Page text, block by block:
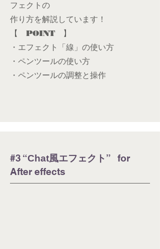
フェクトの
作り方を解説しています！
【 POINT 】
・エフェクト「線」の使い方
​・ペンツールの使い方
・ペンツールの調整と操作
​​#3 “Chat風エフェクト” for
After effects